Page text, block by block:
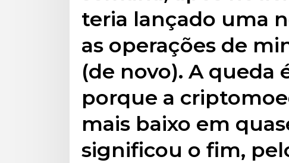
teria lançado uma
as operações de
(de novo). A queda
porque a
mais baixo em
significou o fim,